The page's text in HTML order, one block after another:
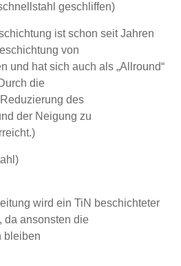
geschliffen)
ist schon seit Jahren
von
und hat sich auch als „Allround“
die
des
der Neigung zu
wird ein TiN beschichteter
da ansonsten die
bleiben